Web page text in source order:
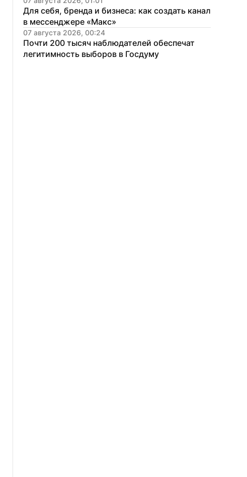
Для себя, бренда и бизнеса: как создать канал
в мессенджере «Макс»
07 августа 2026, 00:24
Почти 200 тысяч наблюдателей обеспечат
легитимность выборов в Госдуму